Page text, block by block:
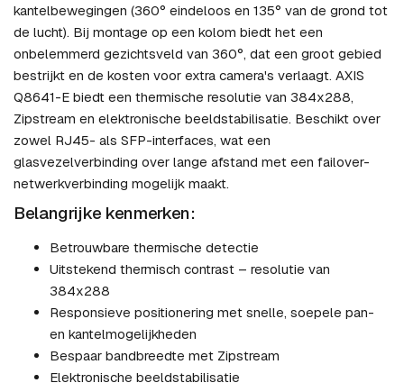
kantelbewegingen (360° eindeloos en 135° van de grond tot
de lucht). Bij montage op een kolom biedt het een
onbelemmerd gezichtsveld van 360°, dat een groot gebied
bestrijkt en de kosten voor extra camera's verlaagt. AXIS
Q8641-E biedt een thermische resolutie van 384x288,
Zipstream en elektronische beeldstabilisatie. Beschikt over
zowel RJ45- als SFP-interfaces, wat een
glasvezelverbinding over lange afstand met een failover-
netwerkverbinding mogelijk maakt.
Belangrijke kenmerken:
Betrouwbare thermische detectie
Uitstekend thermisch contrast – resolutie van
384x288
Responsieve positionering met snelle, soepele pan-
en kantelmogelijkheden
Bespaar bandbreedte met Zipstream
Elektronische beeldstabilisatie